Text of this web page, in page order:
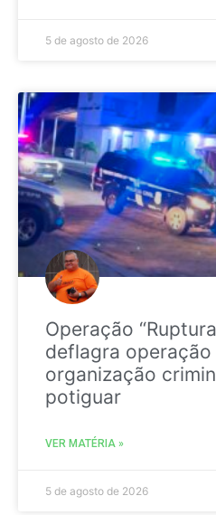
5 de agosto de 2026
Operação
deflagra
organização
potiguar
VER MATÉRIA »
5 de agosto de 2026